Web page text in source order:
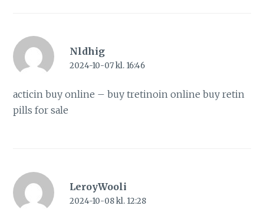
Nldhig
2024-10-07 kl. 16:46
acticin buy online –buy tretinoin online buy retin
pills for sale
LeroyWooli
2024-10-08 kl. 12:28